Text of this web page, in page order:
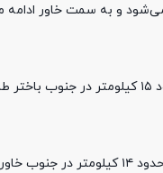
و به سمت خاور ادامه
قرار دارد.